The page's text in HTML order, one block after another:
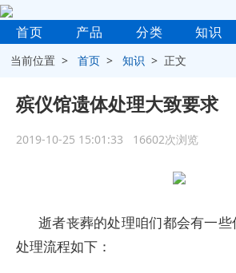
首页 产品 分类 知识
当前位置 >首页 >知识 > 正文
殡仪馆遗体处理大致要求
2019-10-25 15:01:33 16602次浏览
逝者丧葬的处理咱们都会有一
处理流程如下：